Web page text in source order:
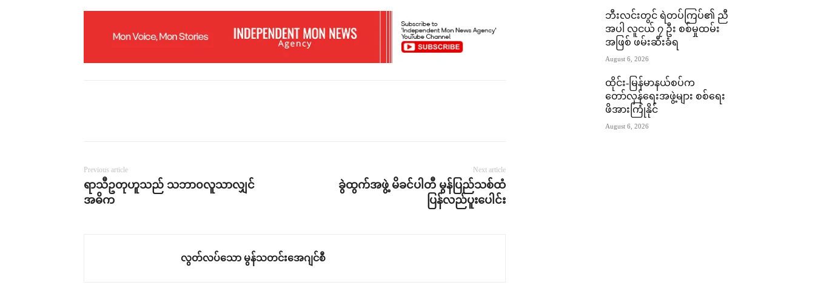
Previous article
ရာသီဥတုဟူသည် သဘာ၀လူသာလျှင်
အဓိက
Next article
ခွဲထွက်အဖွဲ့ မိခင်ပါတီ မွန်ပြည်သစ်ထံ
ပြန်လည်ပူးပေါင်း
လွတ်လပ်သော မွန်သတင်းအေဂျင်စီ
ဘီးလင်းတွင် ရဲတပ်ကြပ်၏ ညီ
အပါ လူငယ် ၇ ဦး စစ်မှုထမ်း
အဖြစ် ဖမ်းဆီးခံရ
August 6, 2026
ထိုင်း-မြန်မာနယ်စပ်က
တော်လှန်ရေးအဖွဲ့များ စစ်ရေး
ဖိအားကြုံနိုင်
August 6, 2026